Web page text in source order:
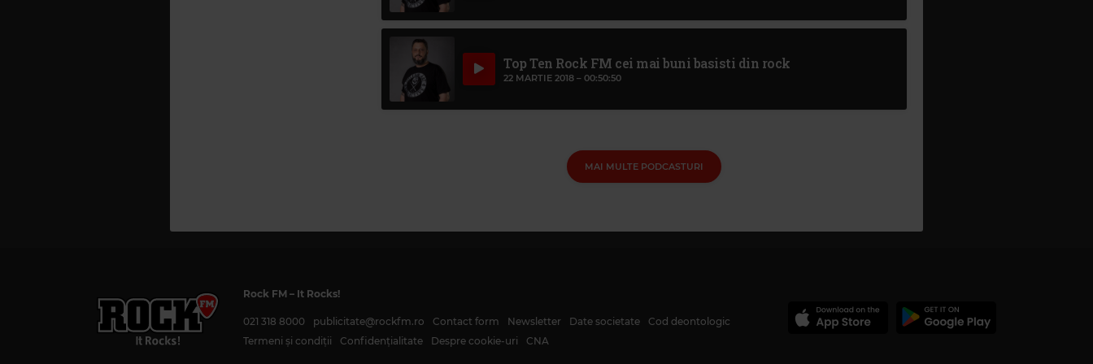
Top Ten Rock FM cei mai buni basisti din rock
22 MARTIE 2018 – 00:50:50
MAI MULTE PODCASTURI
Rock FM– It Rocks!
021 318 8000 publicitate@rockfm.ro Contact form Newsletter Date societate
Cod deontologic
Termeni și condiții
Confidențialitate Despre cookie-uri CNA